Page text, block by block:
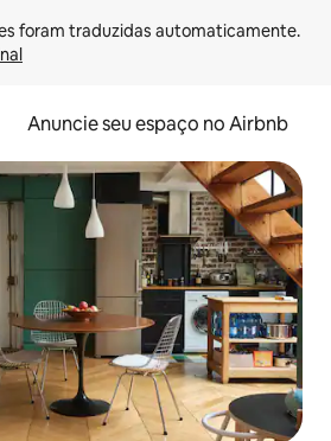
Anuncie seu espaço no Airbnb